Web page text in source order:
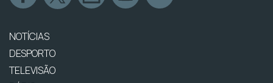
NOTÍCIAS
DESPORTO
TELEVISÃO